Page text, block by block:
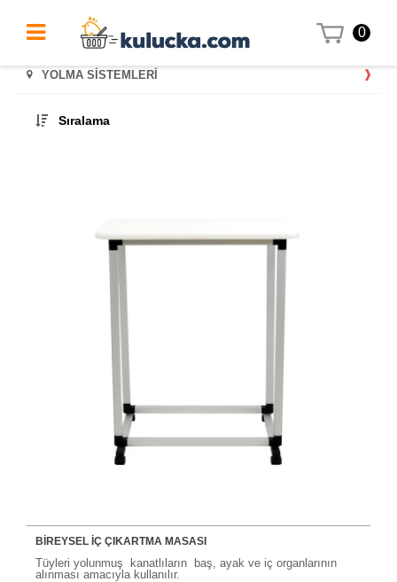
0
YOLMA SISTEMLERI
Sıralama
BİREYSEL İÇ ÇIKARTMA MASASI
Tüyleri yolunmuş kanatlıların baş, ayak ve iç organlarının
alınması amacıyla kullanılır.